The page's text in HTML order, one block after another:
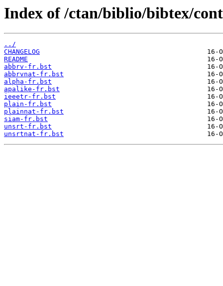
Index of /ctan/biblio/bibtex/
../
CHANGELOG
README
abbrv-fr.bst
abbrvnat-fr.bst
alpha-fr.bst
apalike-fr.bst
ieeetr-fr.bst
plain-fr.bst
plainnat-fr.bst
siam-fr.bst
unsrt-fr.bst
unsrtnat-fr.bst